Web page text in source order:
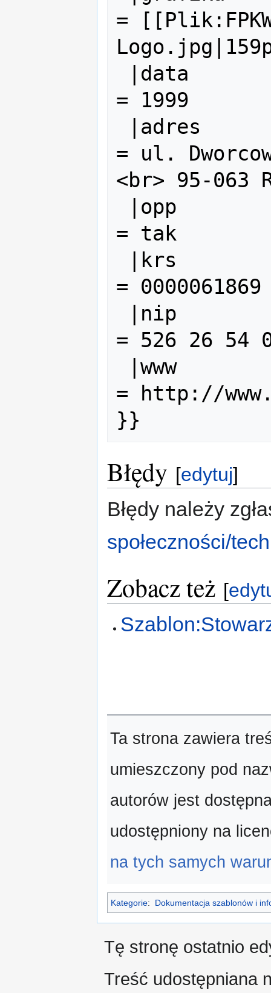
=
= 1999
= ul.
<br> 95-063
= tak
= 0000061869
= 526 26 54
= http://
Błędy [edytuj]
Błędy należy
społeczności/
Zobacz też [
Ta strona zawiera
umieszczony pod
autorów jest
udostępniony na
na tych samych
Kategorie: Dokumentacja szablonów i
Tę stronę ostatnio
Treść udostępniana